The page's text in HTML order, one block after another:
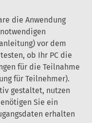
die Anwendung
vor dem
ob Ihr PC die
für die Teilnahme
für Teilnehmer).
gestaltet, nutzen
Sie ein
erhalten